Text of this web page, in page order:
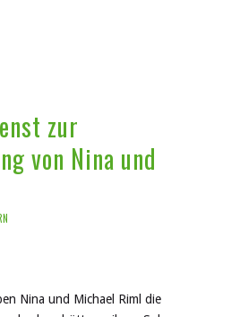
zur
von Nina und
Nina und Michael Riml die